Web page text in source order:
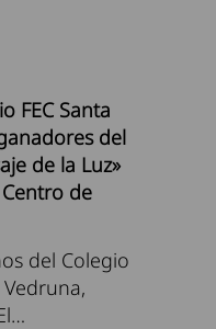
FEC Santa
del
de la Luz»
de
del Colegio
Vedruna,